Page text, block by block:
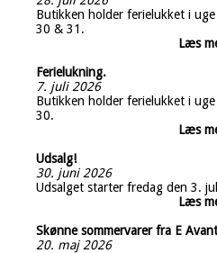
Butikken holder ferielukket i
30 & 31.
Læs
Ferielukning.
7. juli 2026
Butikken holder ferielukket i
30.
Læs
Udsalg!
30. juni 2026
Udsalget starter fredag den 3.
Læs
Skønne sommervarer fra E
20. maj 2026